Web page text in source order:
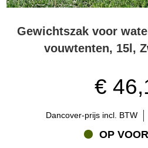
Gewichtszak voor
vouwtenten, 15l,
€
Dancover-prijs incl. BTW
OP